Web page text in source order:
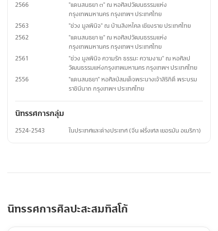
2566
"แดนสนธยา ๓" ณ หอศิลปวัฒนธรรมแห่ง
กรุงเทพมหานคร กรุงเทพฯ ประเทศไทย
2563
"ช่วง มูลพินิจ" ณ บ้านสิงหไคล เชียงราย ประเทศไทย
2562
"แดนสนธยา ๒" ณ หอศิลปวัฒนธรรมแห่ง
กรุงเทพมหานคร กรุงเทพฯ ประเทศไทย
2561
"ช่วง มูลพินิจ ความรัก ธรรมะ ความงาม" ณ หอศิลป
วัฒนธรรมแห่งกรุงเทพมหานคร กรุงเทพฯ ประเทศไทย
2556
"แดนสนธยา" หอศิลป์สมเด็จพระนางเจ้าสิริกิติ์ พระบรม
ราชินีนาถ กรุงเทพฯ ประเทศไทย
นิทรรศการกลุ่ม
2524-2543 ในประเทศและต่างประเทศ (จีน ฝรั่งเศส เยอรมัน อเมริกา)
นิทรรศการศิลปะสะสมทิสโก้